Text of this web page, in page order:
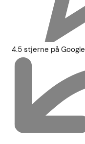
4.5 stjerne på Google